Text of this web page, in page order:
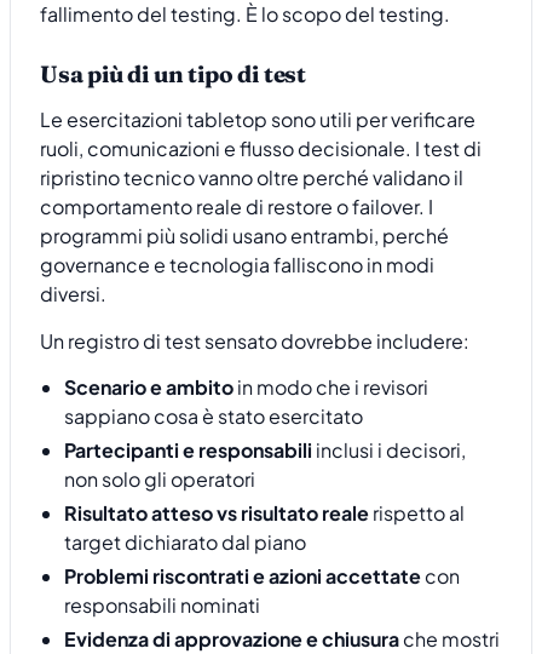
fallimento del testing. È lo scopo del testing.
Usa più di un tipo di test
Le esercitazioni tabletop sono utili per verificare
ruoli, comunicazioni e flusso decisionale. I test di
ripristino tecnico vanno oltre perché validano il
comportamento reale di restore o failover. I
programmi più solidi usano entrambi, perché
governance e tecnologia falliscono in modi
diversi.
Un registro di test sensato dovrebbe includere:
Scenario e ambitoin modo che i revisori
sappiano cosa è stato esercitato
Partecipanti e responsabili inclusi i decisori,
non solo gli operatori
Risultato atteso vs risultato realerispetto al
target dichiarato dal piano
Problemi riscontrati e azioni accettatecon
responsabili nominati
Evidenza di approvazione e chiusurache mostri